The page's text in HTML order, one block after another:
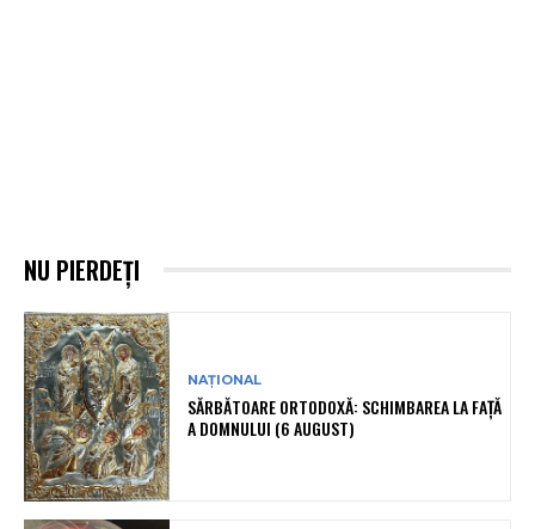
NU PIERDEȚI
NAȚIONAL
SĂRBĂTOARE ORTODOXĂ: SCHIMBAREA LA FAȚĂ
A DOMNULUI (6 AUGUST)